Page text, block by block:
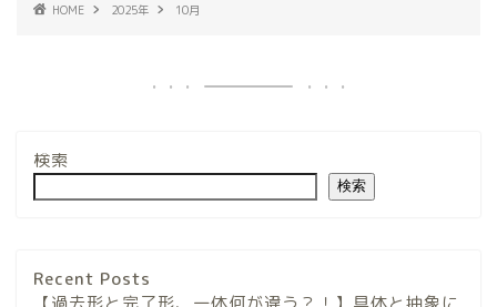
HOME 2025年 10月
検索
検索
Recent Posts